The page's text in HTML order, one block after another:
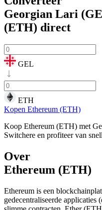
Georgian Lari
(ETH) direct
GEL
ETH
Kopen Ethereum (ETH)
Koop Ethereum (ETH) met
Switchere en profiteer van
Over
Ethereum (ETH)
Ethereum is een
gedecentraliseerde